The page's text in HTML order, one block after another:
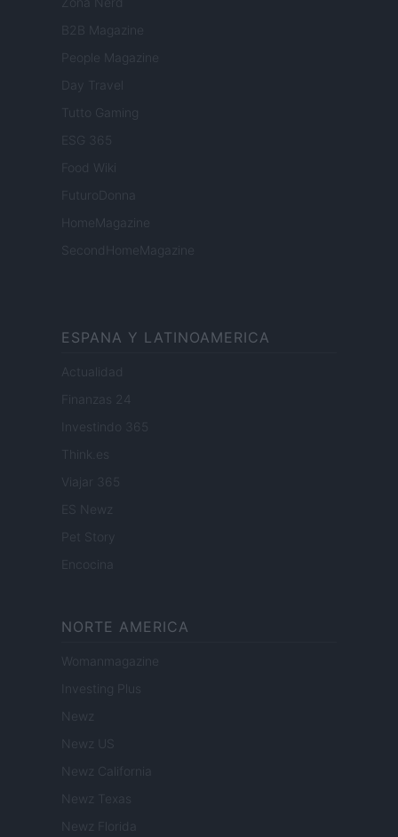
B2B Magazine
People Magazine
Day Travel
Tutto Gaming
ESG 365
Food Wiki
FuturoDonna
HomeMagazine
SecondHomeMagazine
ESPANA Y LATINOAMERICA
Actualidad
Finanzas 24
Investindo 365
Think.es
Viajar 365
ES Newz
Encocina
NORTE AMERICA
Womanmagazine
Investing Plus
Newz
Newz US
Newz California
Newz Texas
Newz Florida